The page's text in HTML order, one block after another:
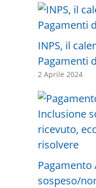
INPS, il
Pagamenti
2 Aprile 2024
Pagamento
sospeso/